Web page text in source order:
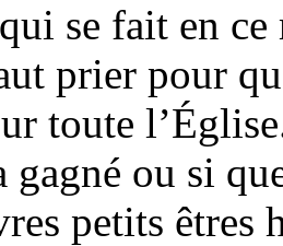
se fait en
prier pour
toute
gagné ou si
petits